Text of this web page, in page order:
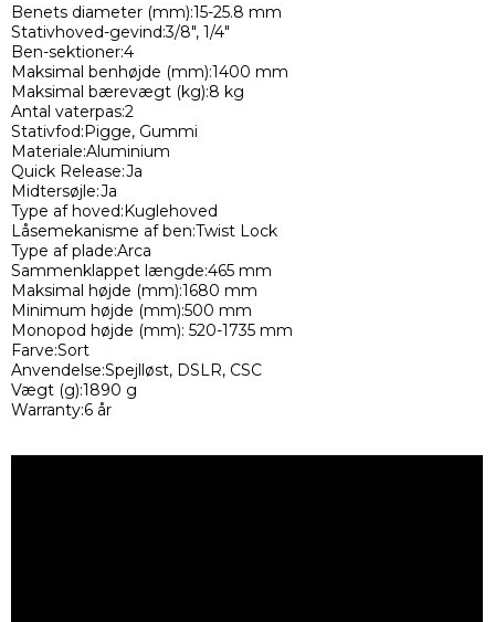
Benets diameter (mm):15-25.8 mm
Stativhoved-gevind:3/8", 1/4"
Ben-sektioner:4
Maksimal benhøjde (mm):1400 mm
Maksimal bærevægt (kg):8 kg
Antal vaterpas:2
Stativfod:Pigge, Gummi
Materiale:Aluminium
Quick Release:Ja
Midtersøjle:Ja
Type af hoved:Kuglehoved
Låsemekanisme af ben:Twist Lock
Type af plade:Arca
Sammenklappet længde:465 mm
Maksimal højde (mm):1680 mm
Minimum højde (mm):500 mm
Monopod højde (mm): 520-1735 mm
Farve:Sort
Anvendelse:Spejlløst, DSLR, CSC
Vægt (g):1890 g
Warranty:6 år